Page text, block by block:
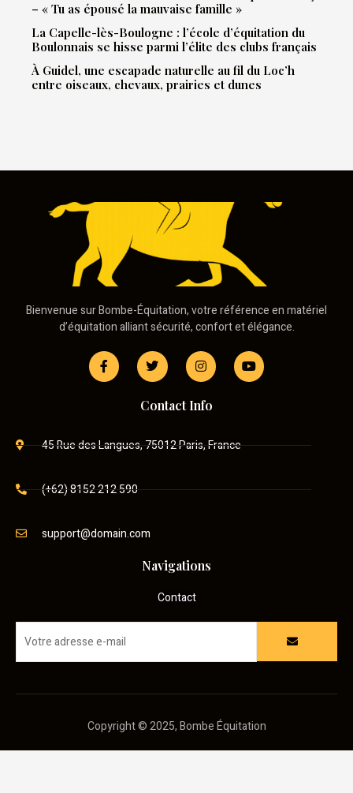
– « Tu as épousé la mauvaise famille »
La Capelle-lès-Boulogne : l’école d’équitation du
Boulonnais se hisse parmi l’élite des clubs français
À Guidel, une escapade naturelle au fil du Loc’h
entre oiseaux, chevaux, prairies et dunes
Bienvenue sur Bombe-Équitation, votre référence en matériel
d’équitation alliant sécurité, confort et élégance.
Contact Info
45 Rue des Langues, 75012 Paris, France
(+62) 8152 212 590
support@domain.com
Navigations
Contact
Copyright © 2025, Bombe Équitation